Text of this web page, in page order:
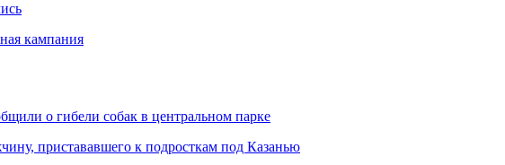
кампания
о гибели собак в центральном парке
пристававшего к подросткам под Казанью